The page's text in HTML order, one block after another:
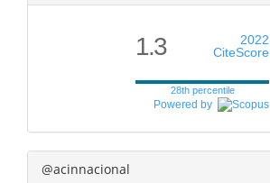
1.3
2022
CiteScore
28th percentile
Powered by
@acinnacional